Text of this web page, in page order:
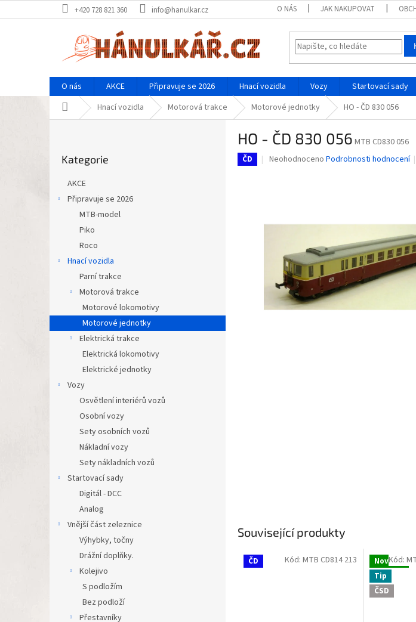
na
+420 728 821 360 info@hanulkar.cz O NÁS JAK NAKUPOVAT
O nás AKCE Připravuje se 2026 Hnací vozidla Vozy Startovací sady
Domů Hnací vozidla Motorová trakce Motorové jednotky HO - ČD 830 056
kategorie
Kategorie
AKCE
Připravuje se 2026
MTB-model
Piko
Roco
Hnací vozidla
Parní trakce
Motorová trakce
Motorové lokomotivy
Motorové jednotky
Elektrická trakce
Elektrická lokomotivy
Elektrické jednotky
Vozy
Osvětlení interiérů vozů
Osobní vozy
Sety osobních vozů
Nákladní vozy
Sety nákladních vozů
Startovací sady
Digitál - DCC
Analog
Vnější část zeleznice
Výhybky, točny
Drážní doplňky.
Kolejivo
S podložím
Bez podloží
Přestavníky
HO - ČD 830 056 MTB CD830 056
ČD
Průměrné
5
Neohodnoceno Podrobnosti hodnocení
Související produkty
ČD Kód: MTB CD814 213
Novinka
Tip
ČSD
Kód: